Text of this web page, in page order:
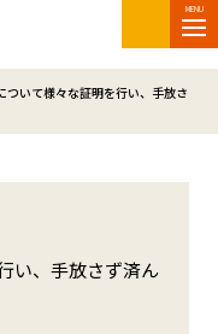
MENU
ついて様々な証明を行い、手放さ
い、手放さず済ん